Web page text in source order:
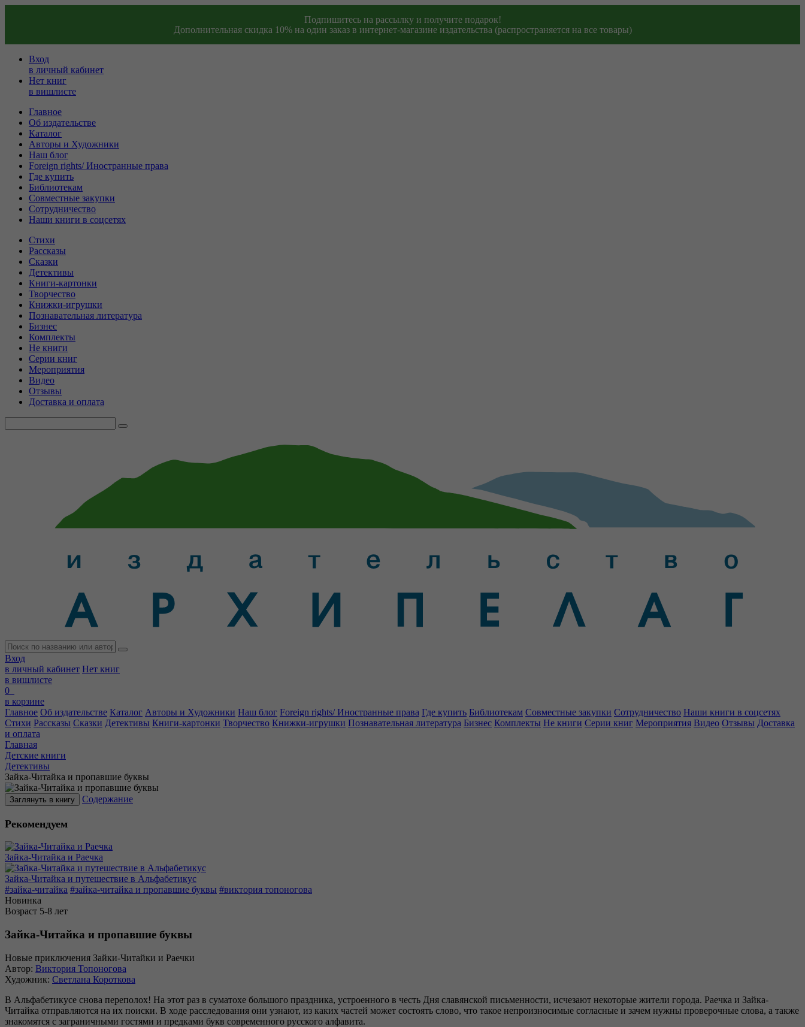
Подпишитесь на рассылку и получите подарок!
Дополнительная скидка 10% на один заказ в интернет-магазине издательства (распространяется на все товары)
Вход
в личный кабинет
Нет книг
в вишлисте
Главное
Об издательстве
Каталог
Авторы и Художники
Наш блог
Foreign rights/ Иностранные права
Где купить
Библиотекам
Совместные закупки
Сотрудничество
Наши книги в соцсетях
Стихи
Рассказы
Сказки
Детективы
Книги-картонки
Творчество
Книжки-игрушки
Познавательная литература
Бизнес
Комплекты
Не книги
Серии книг
Мероприятия
Видео
Отзывы
Доставка и оплата
Вход
в личный кабинет Нет книг
в вишлисте
0
в корзине
Главное Об издательстве Каталог Авторы и Художники Наш блог Foreign rights/ Иностранные права Где купить Библиотекам Совместные закупки Сотрудничество Наши книги в соцсетях
Стихи Рассказы Сказки Детективы Книги-картонки Творчество Книжки-игрушки Познавательная литература Бизнес Комплекты Не книги Серии книг Мероприятия Видео Отзывы Доставка
и оплата
Главная
Детские книги
Детективы
Зайка-Читайка и пропавшие буквы
Заглянуть в книгу Содержание
Рекомендуем
Зайка-Читайка и Раечка
Зайка-Читайка и путешествие в Альфабетикус
#зайка-читайка #зайка-читайка и пропавшие буквы #виктория топоногова
Новинка
Возраст 5-8 лет
Зайка-Читайка и пропавшие буквы
Новые приключения Зайки-Читайки и Раечки
Автор: Виктория Топоногова
Художник: Светлана Короткова
В Альфабетикусе снова переполох! На этот раз в суматохе большого праздника, устроенного в честь Дня славянской письменности, исчезают некоторые жители города. Раечка и Зайка-
Читайка отправляются на их поиски. В ходе расследования они узнают, из каких частей может состоять слово, что такое непроизносимые согласные и зачем нужны проверочные слова, а также
знакомятся с заграничными гостями и предками букв современного русского алфавита.